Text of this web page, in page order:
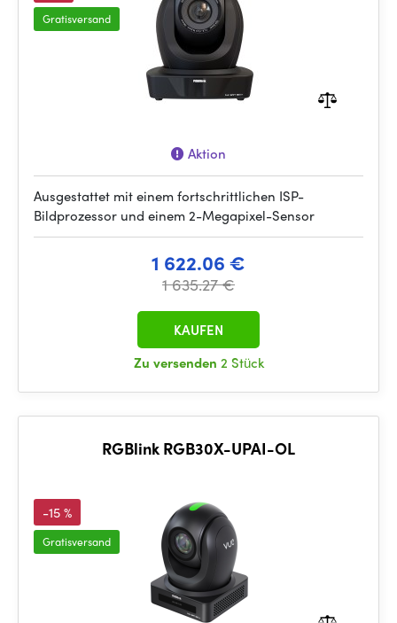
Gratisversand
Aktion
Ausgestattet mit einem fortschrittlichen ISP-
Bildprozessor und einem 2-Megapixel-Sensor
1 622.06 €
1 635.27 €
Zu versenden 2 Stück
KAUFEN
RGBlink RGB30X-UPAI-OL
-15 %
Gratisversand